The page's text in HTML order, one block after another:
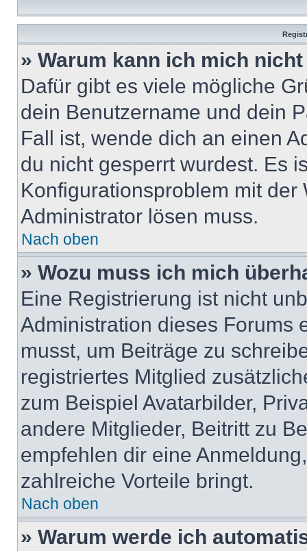
» Warum kann ich mich
Dafür gibt es viele mögliche
dein Benutzername und dein
Fall ist, wende dich an einen
du nicht gesperrt wurdest. Es
Konfigurationsproblem mit
Administrator lösen muss.
Nach oben
» Wozu muss ich mich
Eine Registrierung ist nicht
Administration dieses Forums
musst, um Beiträge zu
registriertes Mitglied
zum Beispiel Avatarbilder,
andere Mitglieder, Beitritt zu
empfehlen dir eine
zahlreiche Vorteile bringt.
Nach oben
» Warum werde ich